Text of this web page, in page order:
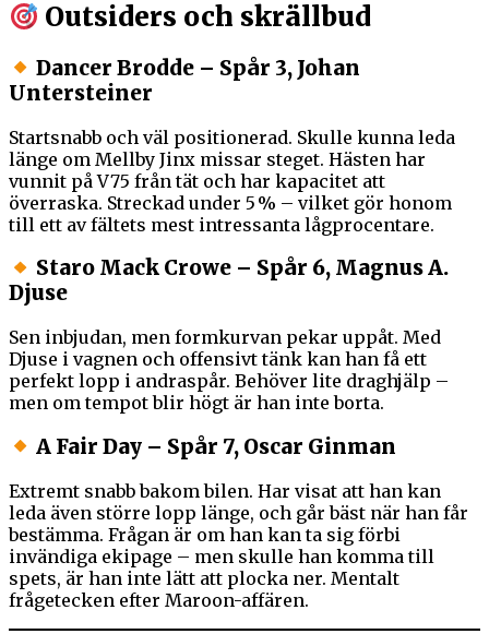
Outsiders och skrällbud
Dancer Brodde – Spår 3, Johan
Untersteiner
Startsnabb och väl positionerad. Skulle kunna leda
länge om Mellby Jinx missar steget. Hästen har
vunnit på V75 från tät och har kapacitet att
överraska. Streckad under 5 % – vilket gör honom
till ett av fältets mest intressanta lågprocentare.
Staro Mack Crowe – Spår 6, Magnus A.
Djuse
Sen inbjudan, men formkurvan pekar uppåt. Med
Djuse i vagnen och offensivt tänk kan han få ett
perfekt lopp i andraspår. Behöver lite draghjälp –
men om tempot blir högt är han inte borta.
A Fair Day – Spår 7, Oscar Ginman
Extremt snabb bakom bilen. Har visat att han kan
leda även större lopp länge, och går bäst när han får
bestämma. Frågan är om han kan ta sig förbi
invändiga ekipage – men skulle han komma till
spets, är han inte lätt att plocka ner. Mentalt
frågetecken efter Maroon-affären.